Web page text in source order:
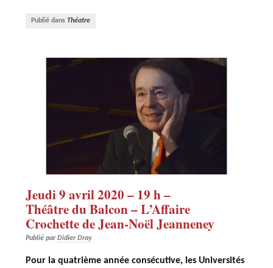
Publié dansThéatre
Jeudi 9 avril 2020 – 19 h –
Théâtre du Balcon – L’Affaire
Crochette de Jean-Noël Jeanneney
Publié parDidier Dray
Pour la quatrième année consécutive, les Universités